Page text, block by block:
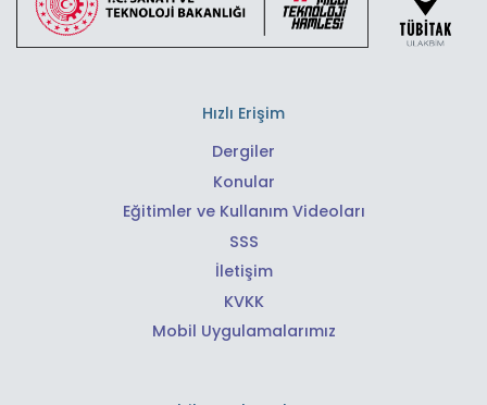
Hızlı Erişim
Dergiler
Konular
Eğitimler ve Kullanım Videoları
SSS
İletişim
KVKK
Mobil Uygulamalarımız